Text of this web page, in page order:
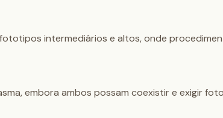
intermediários e altos, onde
embora ambos possam coexistir e exigir